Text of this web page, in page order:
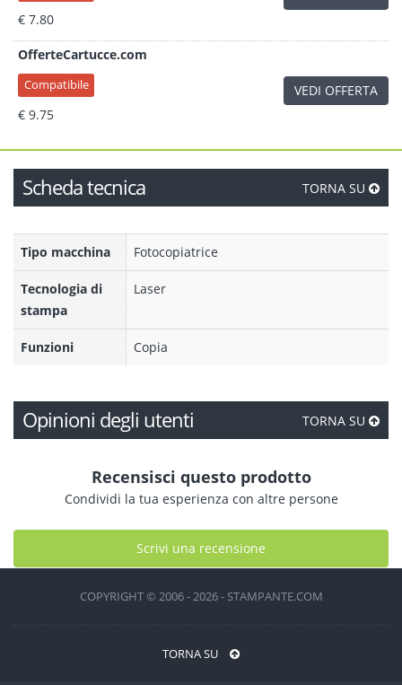
€ 7.80
OfferteCartucce.com
Compatibile
€ 9.75
VEDI OFFERTA
Scheda tecnica TORNA SU
Tipo macchina Fotocopiatrice
Tecnologia di
stampa
Laser
Funzioni Copia
Opinioni degli utenti TORNA SU
Recensisci questo prodotto
Condividi la tua esperienza con altre persone
Scrivi una recensione
COPYRIGHT © 2006 - 2026 - STAMPANTE.COM
TORNA SU